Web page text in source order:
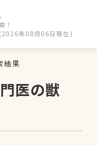
！
年08月06日現在)
結果
医の獣